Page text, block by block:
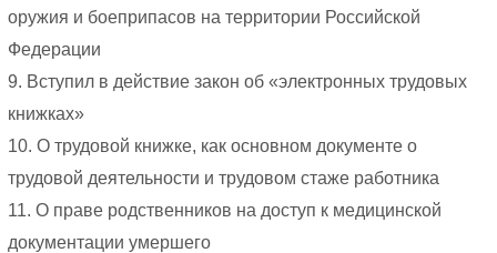
оружия и боеприпасов на территории Российской
Федерации
9. Вступил в действие закон об «электронных трудовых
книжках»
10. О трудовой книжке, как основном документе о
трудовой деятельности и трудовом стаже работника
11. О праве родственников на доступ к медицинской
документации умершего